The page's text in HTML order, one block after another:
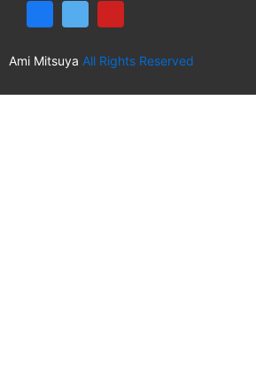
Ami Mitsuya All Rights Reserved